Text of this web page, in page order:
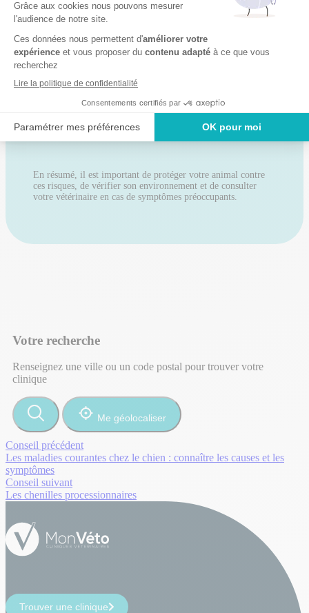
printemps, comme le muguet, le laurier-rose, la tulipe,
l’aloe vera et le lys sont toxiques pour les animaux et
peuvent causer des symptômes graves, voire la mort en
cas d’ingestion.
Allergies : Les animaux, comme les humains, peuvent
démangeaisons, plaques rouges et « hot spot ». Une
consultation chez votre vétérinaire est conseillée en cas
de symptômes persistants.
Épillets : Ces petites graines de graminées peuvent se
coincer dans le pelage de votre animal et pénétrer la
peau, entraînant douleurs et infections.
En résumé, il est important de protéger votre animal contre
ces risques, de vérifier son environnement et de consulter
votre vétérinaire en cas de symptômes préoccupants.
Votre recherche
Renseignez une ville ou un code postal pour trouver votre
clinique
Me géolocaliser
Conseil précédent
Les maladies courantes chez le chien : connaître les causes et les
symptômes
Conseil suivant
Les chenilles processionnaires
Trouver une clinique